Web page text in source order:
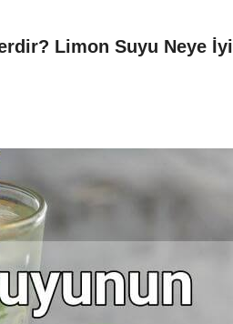
Limon Suyu Neye İyi